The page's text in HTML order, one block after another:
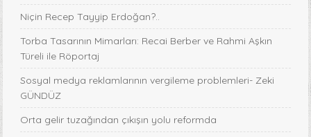
Niçin Recep Tayyip Erdoğan?..
Torba Tasarının Mimarları: Recai Berber ve Rahmi Aşkın
Türeli ile Röportaj
Sosyal medya reklamlarının vergileme problemleri- Zeki
GÜNDÜZ
Orta gelir tuzağından çıkışın yolu reformda